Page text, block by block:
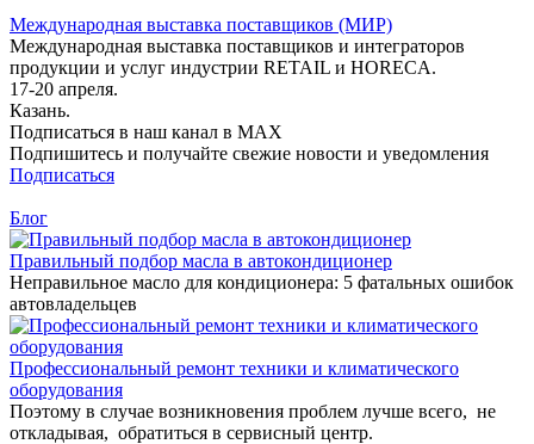
Международная выставка поставщиков (МИР)
Международная выставка поставщиков и интеграторов
продукции и услуг индустрии RETAIL и HORECA.
17-20 апреля.
Казань.
Подписаться в наш канал в MAX
Подпишитесь и получайте свежие новости и уведомления
Подписаться
Блог
Правильный подбор масла в автокондиционер
Неправильное масло для кондиционера: 5 фатальных ошибок
автовладельцев
Профессиональный ремонт техники и климатического
оборудования
Поэтому в случае возникновения проблем лучше всего, не
откладывая, обратиться в сервисный центр.